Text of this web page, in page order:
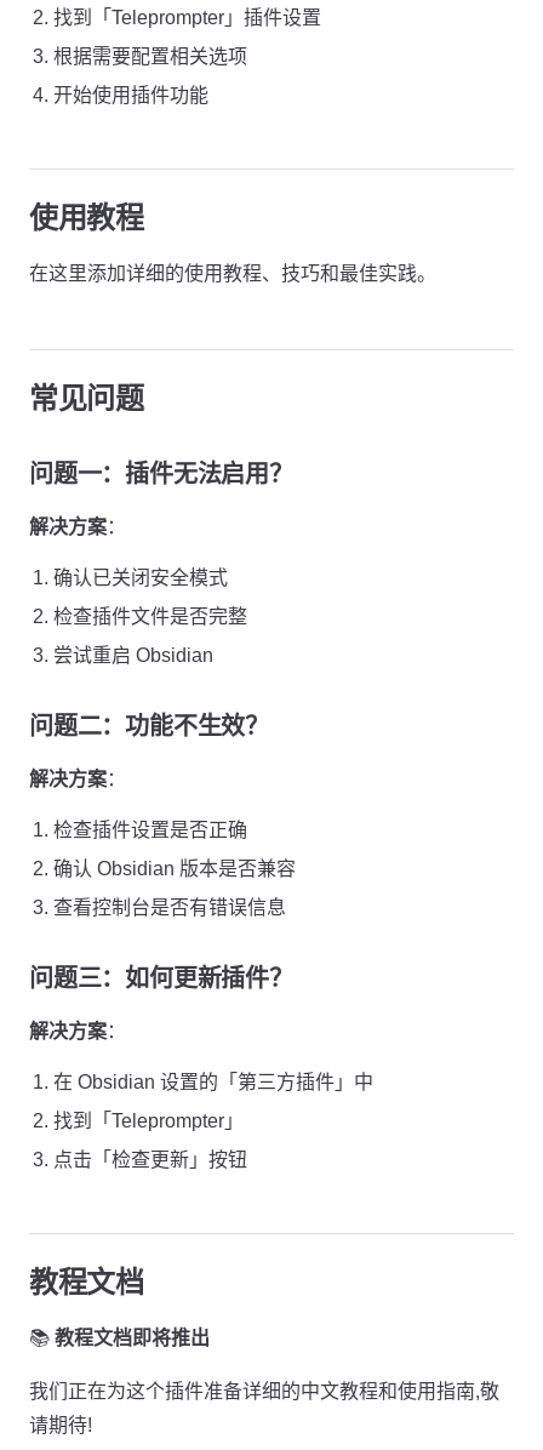
找到「Teleprompter」插件设置
根据需要配置相关选项
开始使用插件功能
使用教程
在这里添加详细的使用教程、技巧和最佳实践。
常见问题
问题一：插件无法启用？
解决方案：
确认已关闭安全模式
检查插件文件是否完整
尝试重启 Obsidian
问题二：功能不生效？
解决方案：
检查插件设置是否正确
确认 Obsidian 版本是否兼容
查看控制台是否有错误信息
问题三：如何更新插件？
解决方案：
在 Obsidian 设置的「第三方插件」中
找到「Teleprompter」
点击「检查更新」按钮
教程文档
📚 教程文档即将推出
我们正在为这个插件准备详细的中文教程和使用指南,敬
请期待!